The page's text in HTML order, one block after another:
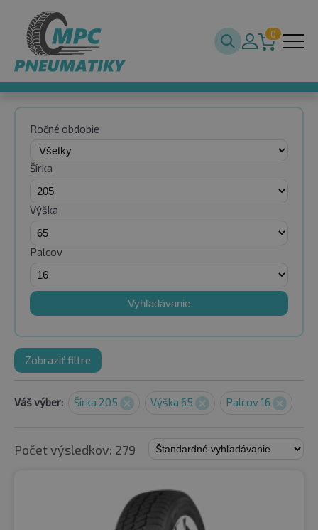
0
Ročné obdobie
Šírka
Výška
Palcov
Vyhľadávanie
Zobraziť filtre
Váš výber: Šírka 205 Výška 65 Palcov 16
Počet výsledkov: 279